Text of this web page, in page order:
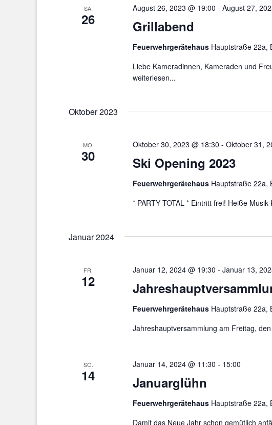
SA.
26 Grillabend
August 26, 2023 @ 19:00 - August 27,
Feuerwehrgerätehaus Hauptstraße 22a,
Liebe Kameradinnen, Kameraden und
weiterlesen...
Oktober 2023
MO.
30 Ski Opening 2023
Oktober 30, 2023 @ 18:30 - Oktober 31,
Feuerwehrgerätehaus Hauptstraße 22a,
* PARTY TOTAL * Eintritt frei! Heiße Musik
Januar 2024
FR.
12
Januar 12, 2024 @ 19:30 - Januar 13,
Feuerwehrgerätehaus Hauptstraße 22a,
Jahreshauptversammlung am Freitag,
SO.
14 Januarglühn
Januar 14, 2024 @ 11:30 - 15:00
Feuerwehrgerätehaus Hauptstraße 22a,
Damit das Neue Jahr schon gemütlich